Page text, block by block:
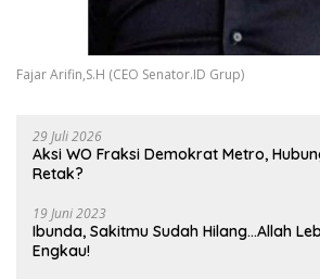
Fajar Arifin,S.H (CEO Senator.ID Grup)
29 Juli 2026
Aksi WO Fraksi Demokrat Metro,
Retak?
19 Juni 2023
Ibunda, Sakitmu Sudah Hilang…Allah
Engkau!